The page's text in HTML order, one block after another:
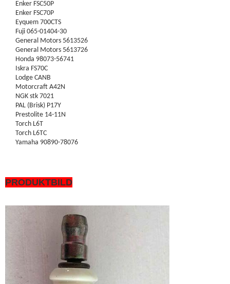
Enker FSC50P
Enker FSC70P
Eyquem 700CTS
Fuji 065-01404-30
General Motors 5613526
General Motors 5613726
Honda 98073-56741
Iskra FS70C
Lodge CANB
Motorcraft A42N
NGK stk 7021
PAL (Brisk) P17Y
Prestolite 14-11N
Torch L6T
Torch L6TC
Yamaha 90890-78076
PRODUKTBILD